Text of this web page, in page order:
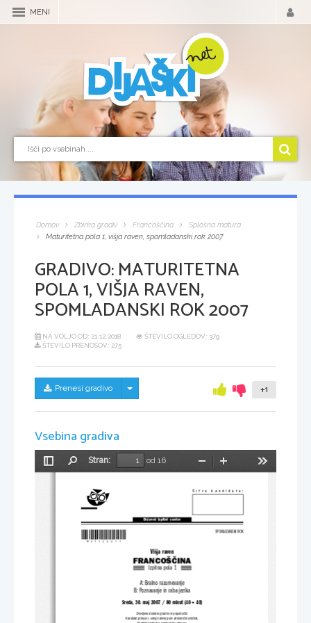
MENI
Domov Zbirka gradiv Francoščina
Splošna matura
Maturitetna pola 1, višja raven, spomladanski rok 2007
GRADIVO:MATURITETNA
POLA 1, VIŠJA RAVEN,
SPOMLADANSKI ROK 2007
NA VOLJO OD: 21.12.2018
ŠTEVILO OGLEDOV: 379
ŠTEVILO PRENOSOV: 275
Prenesi gradivo Skrij/prikaži meni +1
Vsebina gradiva
Preklopi
Stran:
od 16
Pomanjšaj
Izpitna pola 1
A: Bralno razumevanje
B: Poznavanje in raba jezika
Dovoljeno dodatno gradivo in pripomočki:
Kandidat prinese s seboj nalivno pero ali kemični svinčnik.
FRANCOŠČINA
SPOMLADANSKI ROK
Sreda, 30. maj 2007 / 80 minut (40 + 40)
Višja raven
Državni  izpitni  center
Šifra  kandidata: